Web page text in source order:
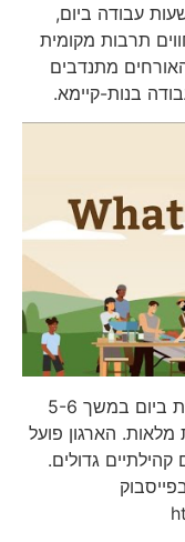
העולם. בתמורה לכ-6 שעות עבודה ביום,
תרבות מקומית
מתנדבים
בנות-קיימא.
כאמור, שעות העבודה הן לרוב 5-6 שעות ביום במשך 5-6
הארגון פועל
גדולים.